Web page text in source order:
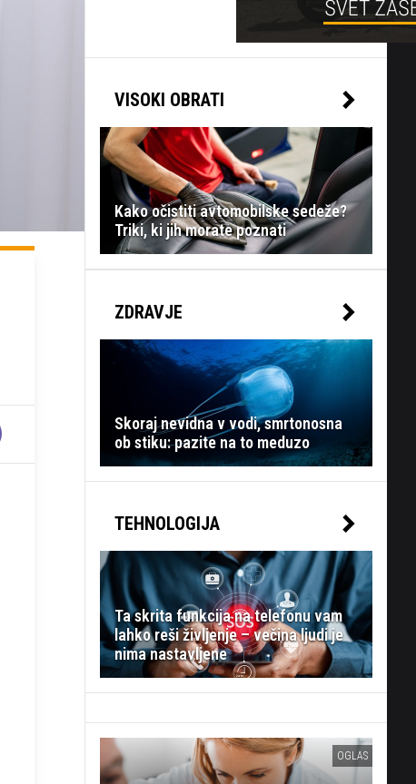
VISOKI OBRATI
Kako očistiti avtomobilske sedeže?
Triki, ki jih morate poznati
ZDRAVJE
Skoraj nevidna v vodi, smrtonosna
ob stiku: pazite na to meduzo
TEHNOLOGIJA
Ta skrita funkcija na telefonu vam
lahko reši življenje – večina ljudi je
nima nastavljene
OGLAS